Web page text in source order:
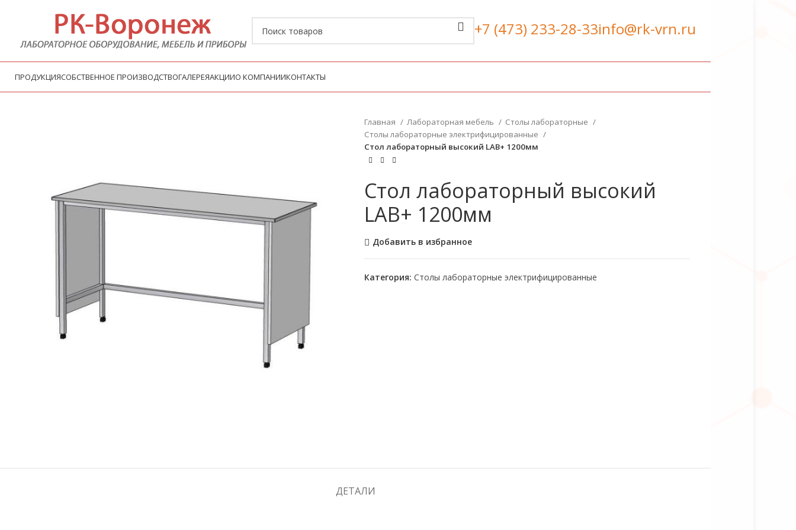
+7 (473) 233-28-33info@rk-vrn.ru
ПРОДУКЦИЯСОБСТВЕННОЕ ПРОИЗВОДСТВОГАЛЕРЕЯАКЦИИО КОМПАНИИКОНТАКТЫ
Главная Лабораторная мебель
Столы лабораторные
Столы лабораторные электрифицированные
Стол лабораторный высокий LAB+ 1200мм
Стол лабораторный высокий
LAB+ 1200мм
Добавить в избранное
Категория: Столы лабораторные электрифицированные
ДЕТАЛИ